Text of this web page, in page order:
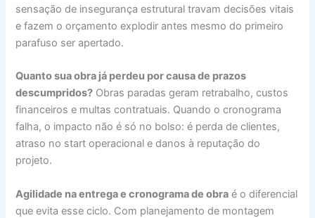
sensação de insegurança estrutural travam decisões vitais
e fazem o orçamento explodir antes mesmo do primeiro
parafuso ser apertado.
Quanto sua obra já perdeu por causa de prazos
descumpridos? Obras paradas geram retrabalho, custos
financeiros e multas contratuais. Quando o cronograma
falha, o impacto não é só no bolso: é perda de clientes,
atraso no start operacional e danos à reputação do
projeto.
Agilidade na entrega e cronograma de obra é o diferencial
que evita esse ciclo. Com planejamento de montagem